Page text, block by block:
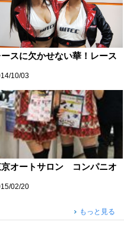
ースに欠かせない華！レース
10/03
京オートサロン コンパニオ
02/20
もっと見る